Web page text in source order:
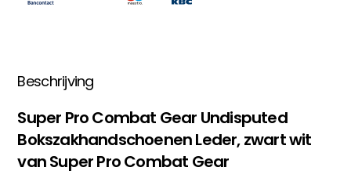
Beschrijving
Super Pro Combat Gear Undisputed
Bokszakhandschoenen Leder, zwart wit
van Super Pro Combat Gear